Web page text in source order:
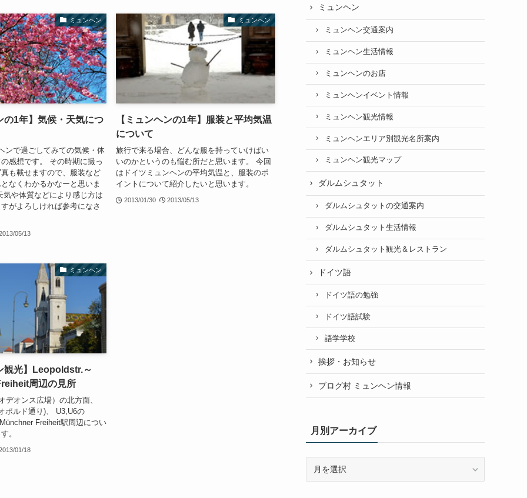
ミュンヘン
の1年】気候・天気につ
ンで過ごしてみての気候・体
感想です。 その時期に撮っ
も載せますので、服装など
なくわかるかなーと思いま
気や体質などにより感じ方は
がよろしければ参考になさ
05/13
ミュンヘン
【ミュンヘンの1年】服装と平均気温
について
旅行で来る場合、どんな服を持っていけばい
いのかというのも悩む所だと思います。 今回
はドイツミュンヘンの平均気温と、服装のポ
イントについて紹介したいと思います。
2013/01/30 2013/05/13
ミュンヘン
観光】Leopoldstr.～
周辺の見所
デオンス広場）の北方面、
ポルド通り)、 U3,U6の
Freiheit駅周辺につい
。
01/18
ミュンヘン
ミュンヘン交通案内
ミュンヘン生活情報
ミュンヘンのお店
ミュンヘンイベント情報
ミュンヘン観光情報
ミュンヘンエリア別観光名所案内
ミュンヘン観光マップ
ダルムシュタット
ダルムシュタットの交通案内
ダルムシュタット生活情報
ダルムシュタット観光＆レストラン
ドイツ語
ドイツ語の勉強
ドイツ語試験
語学学校
挨拶・お知らせ
ブログ村 ミュンヘン情報
月別アーカイブ